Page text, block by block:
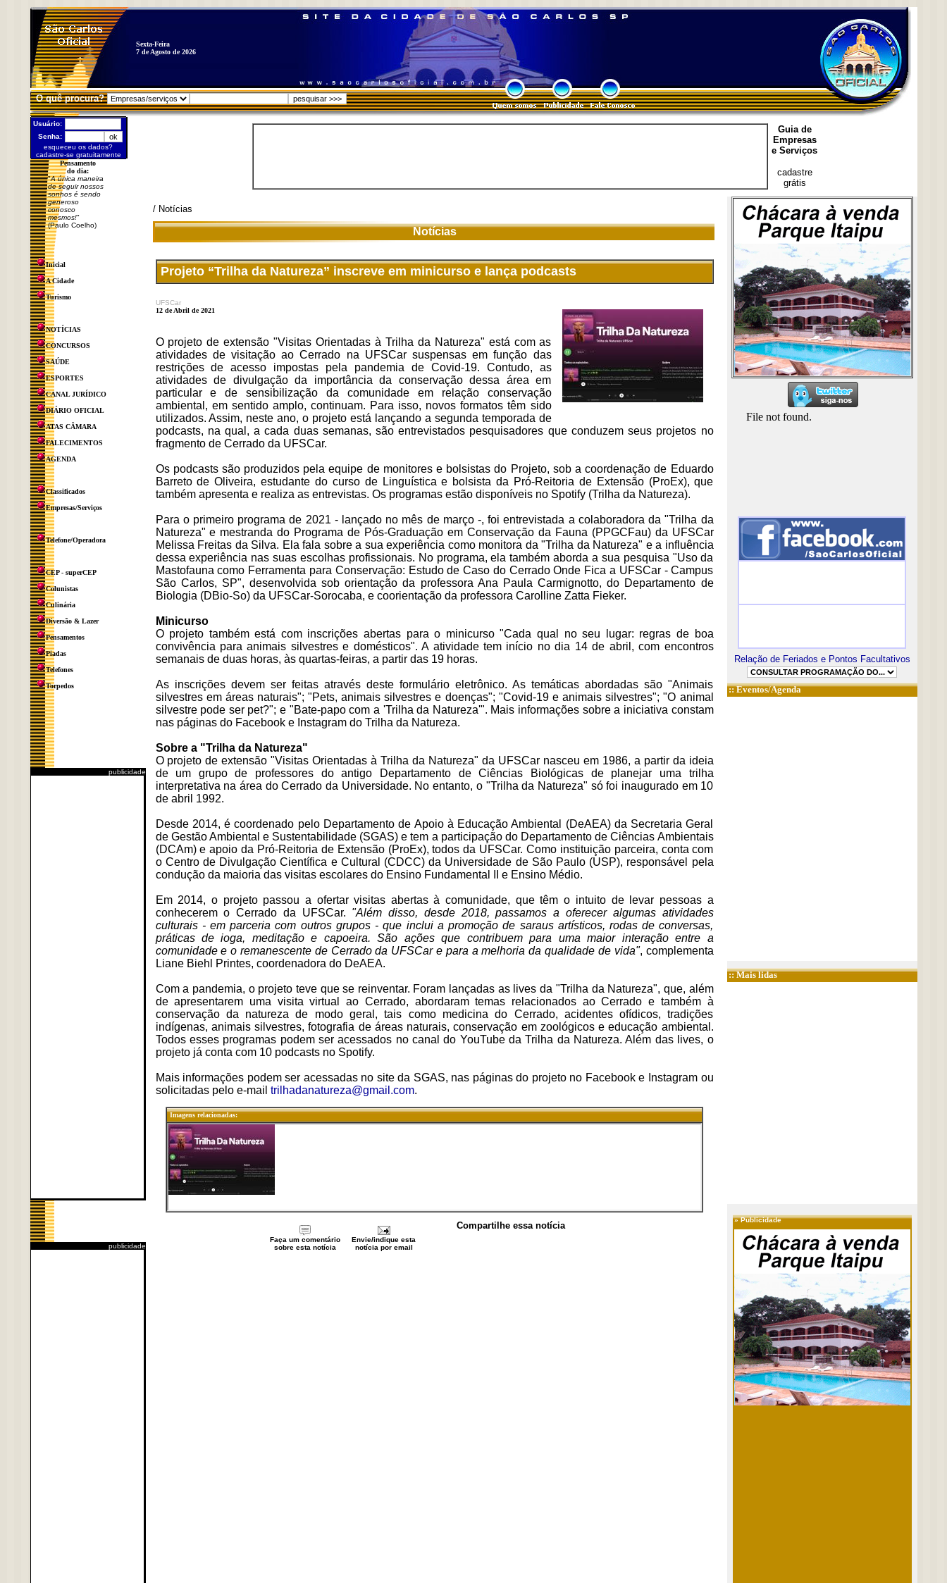
Sexta-Feira
7 de Agosto de 2026
O quê procura?
Usuário:
Senha:
esqueceu os dados?
cadastre-se gratuitamente
Pensamento
do dia:
"A única maneira
de seguir nossos
sonhos é sendo
generoso
conosco
mesmos!"
(Paulo Coelho)
Inicial
A Cidade
Turismo
NOTÍCIAS
CONCURSOS
SAÚDE
ESPORTES
CANAL JURÍDICO
DIÁRIO OFICIAL
ATAS CÂMARA
FALECIMENTOS
AGENDA
Classificados
Empresas/Serviços
Telefone/Operadora
CEP - superCEP
Colunistas
Culinária
Diversão & Lazer
Pensamentos
Piadas
Telefones
Torpedos
publicidade
publicidade
Guia de
Empresas
e Serviços
cadastre
grátis
/ Notícias
Notícias
Projeto “Trilha da Natureza” inscreve em minicurso e lança podcasts
UFSCar
12 de Abril de 2021
O projeto de extensão "Visitas Orientadas à Trilha da Natureza" está com as
atividades de visitação ao Cerrado na UFSCar suspensas em função das
restrições de acesso impostas pela pandemia de Covid-19. Contudo, as
atividades de divulgação da importância da conservação dessa área em
particular e de sensibilização da comunidade em relação conservação
ambiental, em sentido amplo, continuam. Para isso, novos formatos têm sido
utilizados. Assim, neste ano, o projeto está lançando a segunda temporada de
podcasts, na qual, a cada duas semanas, são entrevistados pesquisadores que conduzem seus projetos no
fragmento de Cerrado da UFSCar.
Os podcasts são produzidos pela equipe de monitores e bolsistas do Projeto, sob a coordenação de Eduardo
Barreto de Oliveira, estudante do curso de Linguística e bolsista da Pró-Reitoria de Extensão (ProEx), que
também apresenta e realiza as entrevistas. Os programas estão disponíveis no Spotify (Trilha da Natureza).
Para o primeiro programa de 2021 - lançado no mês de março -, foi entrevistada a colaboradora da "Trilha da
Natureza" e mestranda do Programa de Pós-Graduação em Conservação da Fauna (PPGCFau) da UFSCar
Melissa Freitas da Silva. Ela fala sobre a sua experiência como monitora da "Trilha da Natureza" e a influência
dessa experiência nas suas escolhas profissionais. No programa, ela também aborda a sua pesquisa "Uso da
Mastofauna como Ferramenta para Conservação: Estudo de Caso do Cerrado Onde Fica a UFSCar - Campus
São Carlos, SP", desenvolvida sob orientação da professora Ana Paula Carmignotto, do Departamento de
Biologia (DBio-So) da UFSCar-Sorocaba, e coorientação da professora Carolline Zatta Fieker.
Minicurso
O projeto também está com inscrições abertas para o minicurso "Cada qual no seu lugar: regras de boa
convivência para animais silvestres e domésticos". A atividade tem início no dia 14 de abril, com encontros
semanais de duas horas, às quartas-feiras, a partir das 19 horas.
As inscrições devem ser feitas através deste formulário eletrônico. As temáticas abordadas são "Animais
silvestres em áreas naturais"; "Pets, animais silvestres e doenças"; "Covid-19 e animais silvestres"; "O animal
silvestre pode ser pet?"; e "Bate-papo com a 'Trilha da Natureza'". Mais informações sobre a iniciativa constam
nas páginas do Facebook e Instagram do Trilha da Natureza.
Sobre a "Trilha da Natureza"
O projeto de extensão "Visitas Orientadas à Trilha da Natureza" da UFSCar nasceu em 1986, a partir da ideia
de um grupo de professores do antigo Departamento de Ciências Biológicas de planejar uma trilha
interpretativa na área do Cerrado da Universidade. No entanto, o "Trilha da Natureza" só foi inaugurado em 10
de abril 1992.
Desde 2014, é coordenado pelo Departamento de Apoio à Educação Ambiental (DeAEA) da Secretaria Geral
de Gestão Ambiental e Sustentabilidade (SGAS) e tem a participação do Departamento de Ciências Ambientais
(DCAm) e apoio da Pró-Reitoria de Extensão (ProEx), todos da UFSCar. Como instituição parceira, conta com
o Centro de Divulgação Científica e Cultural (CDCC) da Universidade de São Paulo (USP), responsável pela
condução da maioria das visitas escolares do Ensino Fundamental II e Ensino Médio.
Em 2014, o projeto passou a ofertar visitas abertas à comunidade, que têm o intuito de levar pessoas a
conhecerem o Cerrado da UFSCar. "Além disso, desde 2018, passamos a oferecer algumas atividades
culturais - em parceria com outros grupos - que inclui a promoção de saraus artísticos, rodas de conversas,
práticas de ioga, meditação e capoeira. São ações que contribuem para uma maior interação entre a
comunidade e o remanescente de Cerrado da UFSCar e para a melhoria da qualidade de vida", complementa
Liane Biehl Printes, coordenadora do DeAEA.
Com a pandemia, o projeto teve que se reinventar. Foram lançadas as lives da "Trilha da Natureza", que, além
de apresentarem uma visita virtual ao Cerrado, abordaram temas relacionados ao Cerrado e também à
conservação da natureza de modo geral, tais como medicina do Cerrado, acidentes ofídicos, tradições
indígenas, animais silvestres, fotografia de áreas naturais, conservação em zoológicos e educação ambiental.
Todos esses programas podem ser acessados no canal do YouTube da Trilha da Natureza. Além das lives, o
projeto já conta com 10 podcasts no Spotify.
Mais informações podem ser acessadas no site da SGAS, nas páginas do projeto no Facebook e Instagram ou
solicitadas pelo e-mail trilhadanatureza@gmail.com.
Imagens relacionadas:
Compartilhe essa notícia
Faça um comentário
sobre esta notícia
Envie/indique esta
notícia por email
Relação de Feriados e Pontos Facultativos
::Eventos/Agenda
:: Mais lidas
»Publicidade